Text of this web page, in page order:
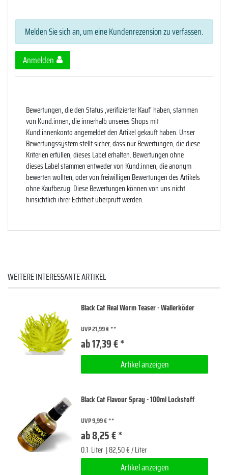
Melden Sie sich an, um eine Kundenrezension zu verfassen.
Anmelden
Bewertungen, die den Status ‚verifizierter Kauf‘ haben, stammen
von Kund:innen, die innerhalb unseres Shops mit
Kund:innenkonto angemeldet den Artikel gekauft haben. Unser
Bewertungssystem stellt sicher, dass nur Bewertungen, die diese
Kriterien erfüllen, dieses Label erhalten. Bewertungen ohne
dieses Label stammen entweder von Kund:innen, die anonym
bewerten wollten, oder von freiwilligen Bewertungen des Artikels
ohne Kaufbezug. Diese Bewertungen können von uns nicht
hinsichtlich ihrer Echtheit überprüft werden.
WEITERE INTERESSANTE ARTIKEL
Black Cat Real Worm Teaser - Wallerköder
UVP 21,99 €
ab 17,39 € *
Artikel anzeigen
Black Cat Flavour Spray - 100ml Lockstoff
UVP 9,99 €
ab 8,25 € *
0.1 Liter | 82,50 € / Liter
Artikel anzeigen